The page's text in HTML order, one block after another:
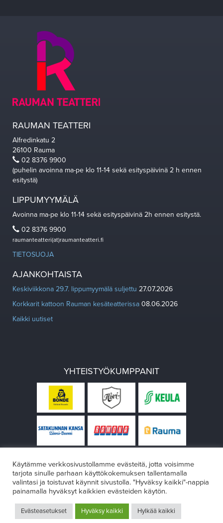
RAUMAN TEATTERI
Alfredinkatu 2
26100 Rauma
02 8376 9900
(puhelin avoinna ma-pe klo 11-14 sekä esityspäivinä 2 h ennen
esitystä)
LIPPUMYYMÄLÄ
Avoinna ma-pe klo 11-14 sekä esityspäivinä 2h ennen esitystä.
02 8376 9900
raumanteatteri(at)raumanteatteri.fi
TIETOSUOJA
AJANKOHTAISTA
Keskiviikkona 29.7. lippumyymälä suljettu 27.07.2026
Korkkarit kattoon Rauman kesäteatterissa 08.06.2026
Kaikki uutiset
YHTEISTYÖKUMPPANIT
Design:VÄRIKÄS
Käytämme verkkosivustollamme evästeitä, jotta voisimme
tarjota sinulle parhaan käyttökokemuksen tallentamalla
valintasi ja toistuvat käynnit sivustolla. "Hyväksy kaikki"-nappia
painamalla hyväksyt kaikkien evästeiden käytön.
Evästeasetukset Hyväksy kaikki Hylkää kaikki